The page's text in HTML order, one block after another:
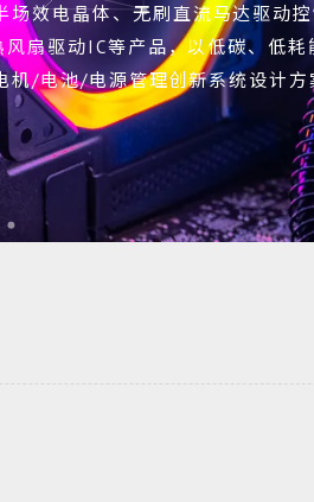
场效电晶体、无刷直流马达驱动
风扇驱动IC等产品，以低碳、低
机/电池/电源管理创新系统设计方